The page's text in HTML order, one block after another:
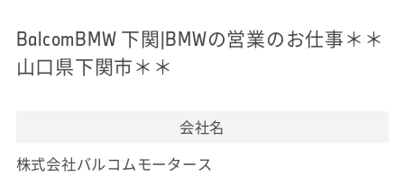
BalcomBMW 下関|BMWの営業のお仕事＊＊
山口県下関市＊＊
会社名
株式会社バルコムモータース